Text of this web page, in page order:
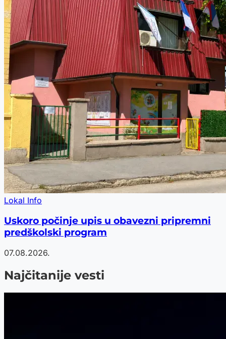
Lokal Info
Uskoro počinje upis u obavezni pripremni
predškolski program
07.08.2026.
Najčitanije vesti